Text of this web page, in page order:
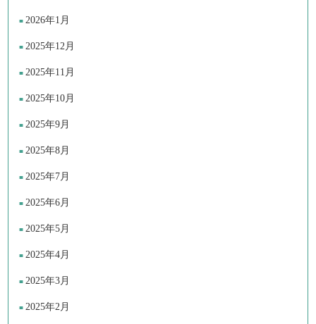
2026年1月
2025年12月
2025年11月
2025年10月
2025年9月
2025年8月
2025年7月
2025年6月
2025年5月
2025年4月
2025年3月
2025年2月